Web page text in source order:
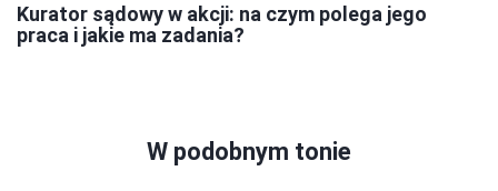
Kurator sądowy w akcji: na czym polega jego
praca i jakie ma zadania?
W podobnym tonie